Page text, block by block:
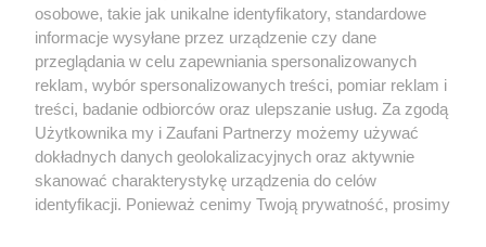
2 / 5
Plener4
Nie zapomnij
zapoznać się z:
polityką prywatności regulamin korzystania z portali
Twojemiasto
Piekary Śląskie
Chorzów
Tarnowskie Góry
Skontakuj sięz nami
Kontakt
Wydawca
Redakcja
osobowe, takie jak unikalne identyfikatory, standardowe
informacje wysyłane przez urządzenie czy dane
przeglądania w celu zapewniania spersonalizowanych
reklam, wybór spersonalizowanych treści, pomiar reklam i
treści, badanie odbiorców oraz ulepszanie usług. Za zgodą
Użytkownika my i Zaufani Partnerzy możemy używać
dokładnych danych geolokalizacyjnych oraz aktywnie
skanować charakterystykę urządzenia do celów
identyfikacji. Ponieważ cenimy Twoją prywatność, prosimy